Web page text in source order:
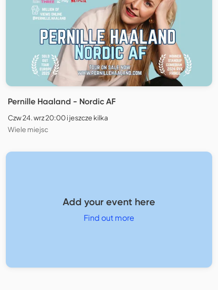
Pernille Haaland - Nordic AF
Czw 24. wrz 20:00 i jeszcze kilka
Wiele miejsc
Add your event here
Find out more